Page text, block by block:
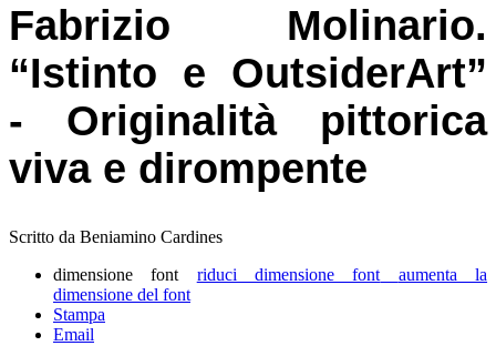
Fabrizio Molinario.
“Istinto e OutsiderArt”
- Originalità pittorica
viva e dirompente
Scritto da Beniamino Cardines
dimensione font
riduci dimensione font
aumenta la
dimensione del font
Stampa
Email